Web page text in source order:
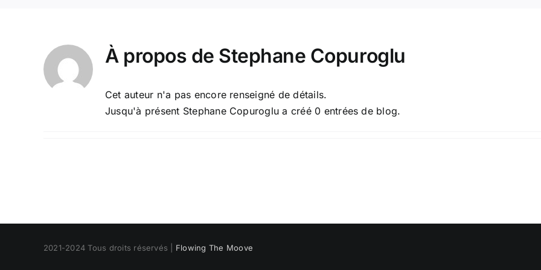
À propos de Stephane Copuroglu
Cet auteur n'a pas encore renseigné de détails.
Jusqu'à présent Stephane Copuroglu a créé 0 entrées de blog.
2021-2024 Tous droits réservés | Flowing The Moove